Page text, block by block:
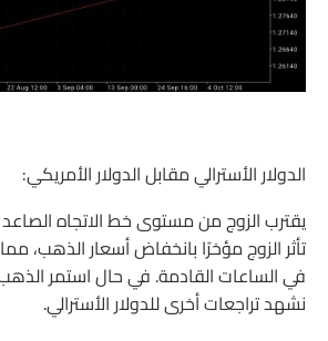
الدولار الأسترالي مقابل الدولار الأمريكي:
تأثر الزوج مؤخرًا بانخفاض أسعار الذهب،
في الساعات القادمة. في حال استمر
نشهد تراجعات أخرى للدولار الأسترالي.